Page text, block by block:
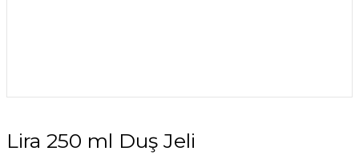
Lira 250 ml Duş Jeli